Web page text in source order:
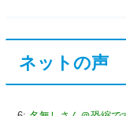
ネットの声